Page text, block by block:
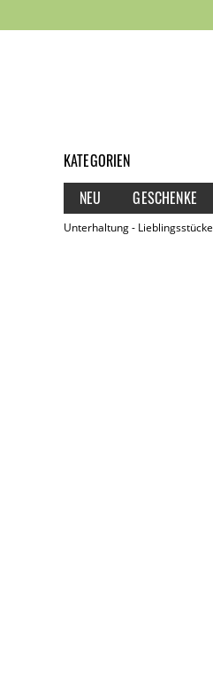
KATEGORIEN
NEU
GESCHENKE
Unterhaltung - Lieblingsstücke